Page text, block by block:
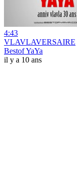
4:43
VLAVLAVERSAIRE
Bestof YaYa
il y a 10 ans